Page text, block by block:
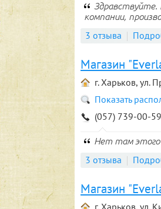
Здравствуйте.
компании,
3 отзыва
Магазин
г. Харьков, ул.
Показать
(057) 739-00-
Нет там этого
3 отзыва
Магазин
г. Харьков, ул.